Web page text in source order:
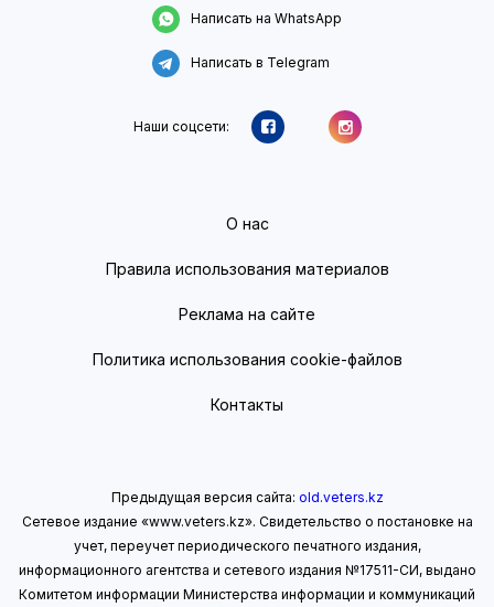
Написать на WhatsApp
Написать в Telegram
Наши соцсети:
О нас
Правила использования материалов
Реклама на сайте
Политика использования cookie-файлов
Контакты
Предыдущая версия сайта: old.veters.kz
Сетевое издание «www.veters.kz». Свидетельство о постановке на
учет, переучет периодического печатного издания,
информационного агентства и сетевого издания №17511-СИ, выдано
Комитетом информации Министерства информации и коммуникаций